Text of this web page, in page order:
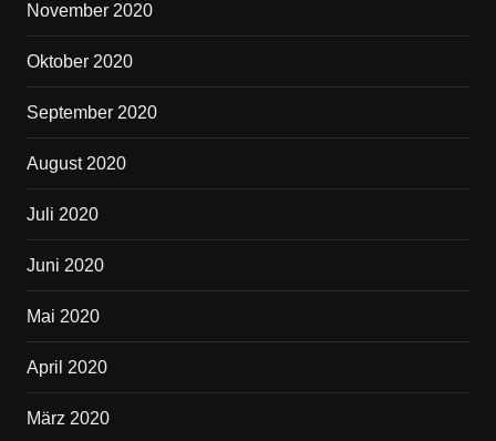
November 2020
Oktober 2020
September 2020
August 2020
Juli 2020
Juni 2020
Mai 2020
April 2020
März 2020